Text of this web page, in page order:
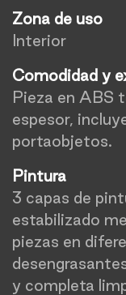
Zona de uso
Interior
Comodidad y
Pieza en ABS
espesor,
portaobjetos.
Pintura
3 capas de
estabilizado
piezas en
y completa